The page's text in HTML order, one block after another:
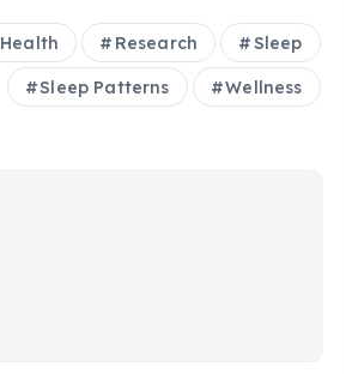
Health Research Sleep
Sleep Patterns Wellness